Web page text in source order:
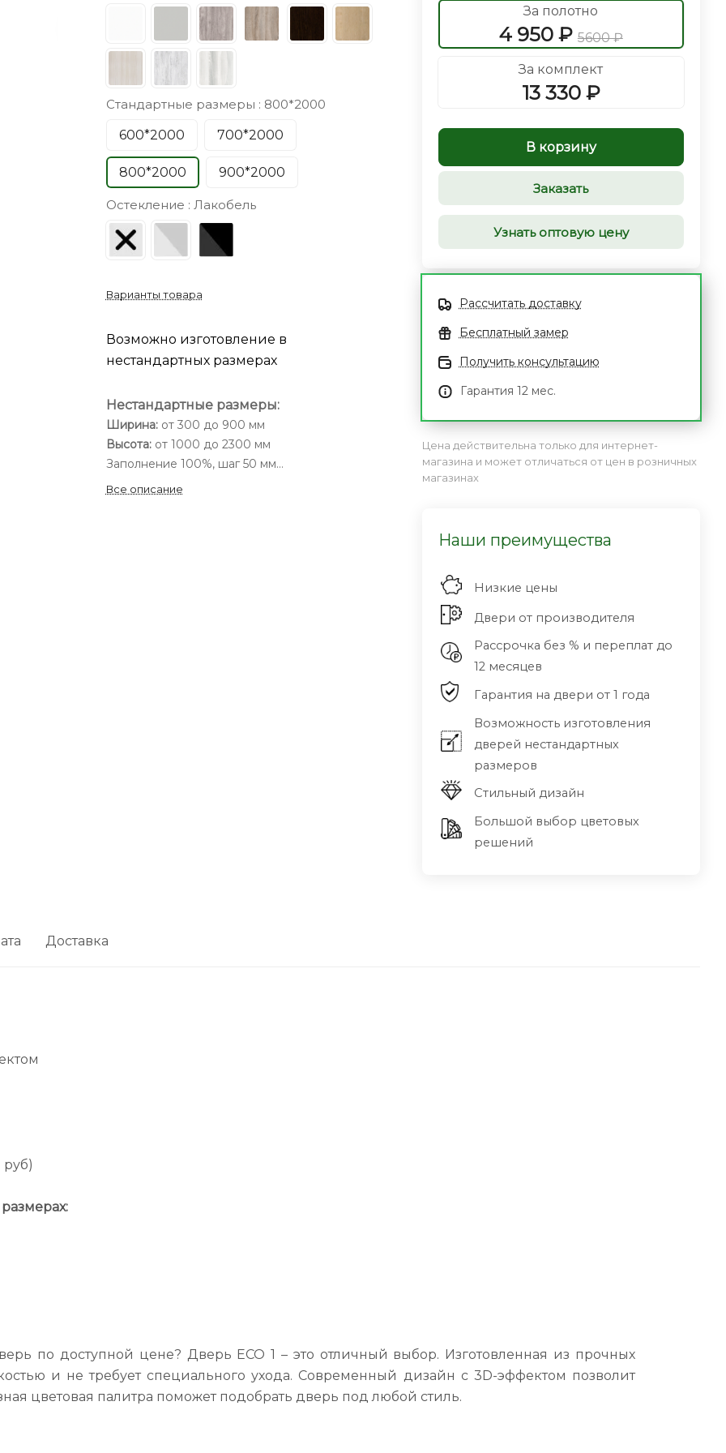
Стандартные размеры : 800*2000
600*2000
700*2000
800*2000 900*2000
Остекление : Лакобель
Варианты товара
Возможно изготовление в
нестандартных размерах
Нестандартные размеры:
Ширина:от 300 до 900 мм
Высота:от 1000 до 2300 мм
Заполнение 100%, шаг 50 мм
Все описание
За полотно
4 950 ₽ 5600 ₽
За комплект
13 330 ₽
В корзину
Заказать
Узнать оптовую цену
Рассчитать доставку
Бесплатный замер
Получить консультацию
Гарантия 12 мес.
Цена действительна только для интернет-
магазина и может отличаться от цен в розничных
магазинах
Наши преимущества
Низкие цены
Двери от производителя
Рассрочка без % и переплат до
12 месяцев
Гарантия на двери от 1 года
Возможность изготовления
дверей нестандартных
размеров
Стильный дизайн
Большой выбор цветовых
решений
Доставка
руб)
по доступной цене? Дверь ECO 1 – это отличный выбор. Изготовленная из прочных
и не требует специального ухода. Современный дизайн с 3D-эффектом позволит
цветовая палитра поможет подобрать дверь под любой стиль.